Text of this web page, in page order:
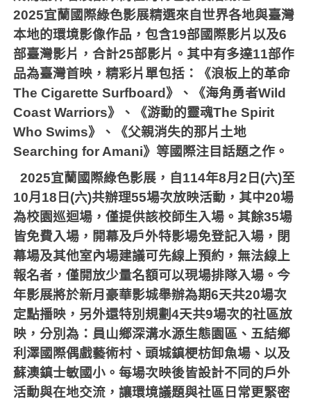
2025宜蘭國際綠色影展精選來自世界各地與臺灣
本地的環境影像作品，包含19部國際影片以及6
部臺灣影片，合計25部影片。其中有多達11部作
品為臺灣首映，精彩片單包括：《浪板上的革命
The Cigarette Surfboard》、《海角勇者Wild
Coast Warriors》、《游動的靈魂The Spirit
Who Swims》、《父親消失的那片土地
Searching for Amani》等國際注目話題之作。
2025宜蘭國際綠色影展，自114年8月2 日 (六)至
10月 18 日 (六)共辦理55場次放映活動，其中20場
為校園巡迴場，僅提供該校師生入場。其餘35場
皆免費入場，開幕及戶外特影場免登記入場，閉
幕場及其他室內場建議可先線上預約，無法線上
報名者，僅開放少量名額可以現場排隊入場。今
年影展將於新月豪華影城舉辦為期6天共20場次
定點播映，另外還特別規劃4天共9場次的社區放
映，分別為：員山鄉深溝水源生態園區、五結鄉
利澤國際偶戲藝術村、頭城鎮梗枋卸魚場、以及
蘇澳鎮士敏國小。每場次映後皆設計不同的戶外
活動與在地交流，讓環境議題與社區日常更緊密